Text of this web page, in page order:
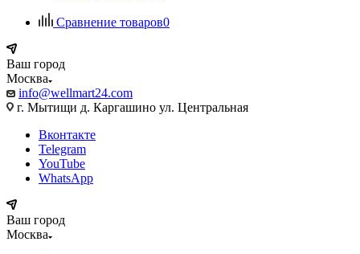
Сравнение товаров0
Ваш город
Москва
info@wellmart24.com
г. Мытищи д. Каргашино ул. Центральная
Вконтакте
Telegram
YouTube
WhatsApp
Ваш город
Москва